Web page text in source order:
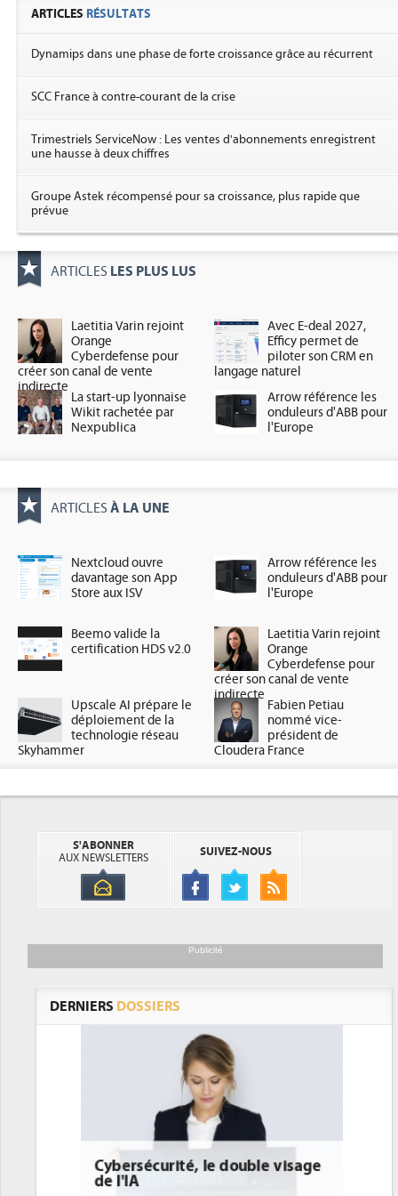
ARTICLES RÉSULTATS
Dynamips dans une phase de forte croissance grâce au récurrent
SCC France à contre-courant de la crise
Trimestriels ServiceNow : Les ventes d'abonnements enregistrent
une hausse à deux chiffres
Groupe Astek récompensé pour sa croissance, plus rapide que
prévue
ARTICLES LES PLUS LUS
Laetitia Varin rejoint
Orange
Cyberdefense pour
créer son canal de vente
indirecte
Avec E-deal 2027,
Efficy permet de
piloter son CRM en
langage naturel
La start-up lyonnaise
Wikit rachetée par
Nexpublica
Arrow référence les
onduleurs d'ABB pour
l'Europe
ARTICLES À LA UNE
Nextcloud ouvre
davantage son App
Store aux ISV
Arrow référence les
onduleurs d'ABB pour
l'Europe
Beemo valide la
certification HDS v2.0
Laetitia Varin rejoint
Orange
Cyberdefense pour
créer son canal de vente
indirecte
Upscale AI prépare le
déploiement de la
technologie réseau
Skyhammer
Fabien Petiau
nommé vice-
président de
Cloudera France
S'ABONNER
AUX NEWSLETTERS
SUIVEZ-NOUS
Publicité
DERNIERS DOSSIERS
DEE: l'efficacité énergétique
bientôt une obligation pour les